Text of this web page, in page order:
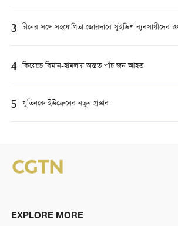
3 চীনের সঙ্গে সহযোগিতা জোরদারে সুইডিশ ব্যবসায়ীদের
4 কিয়েভে বিমান-হামলায় অন্তত পাঁচ জন আহত
5 পুতিনকে ইউক্রেনের নতুন প্রস্তাব
EXPLORE MORE